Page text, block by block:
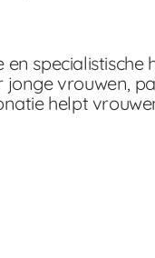
vrouwen,
helpt